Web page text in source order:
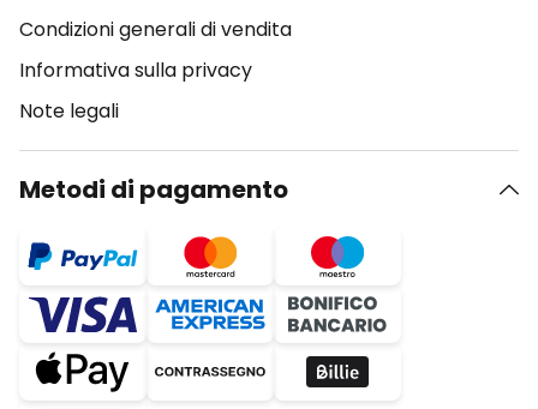
Condizioni generali di vendita
Informativa sulla privacy
Note legali
Metodi di pagamento